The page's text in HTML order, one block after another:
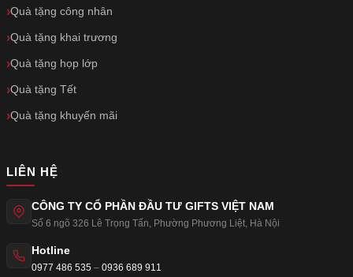
Quà tặng công nhân
Quà tặng khai trương
Quà tặng họp lớp
Quà tặng Tết
Quà tặng khuyến mãi
LIÊN HỆ
CÔNG TY CỔ PHẦN ĐẦU TƯ GIFTS VIỆT NAM
Số 6 ngõ 326 Lê Trọng Tấn, Phường Phương Liệt, Hà Nội
Hotline
0977 486 535 – 0936 689 911